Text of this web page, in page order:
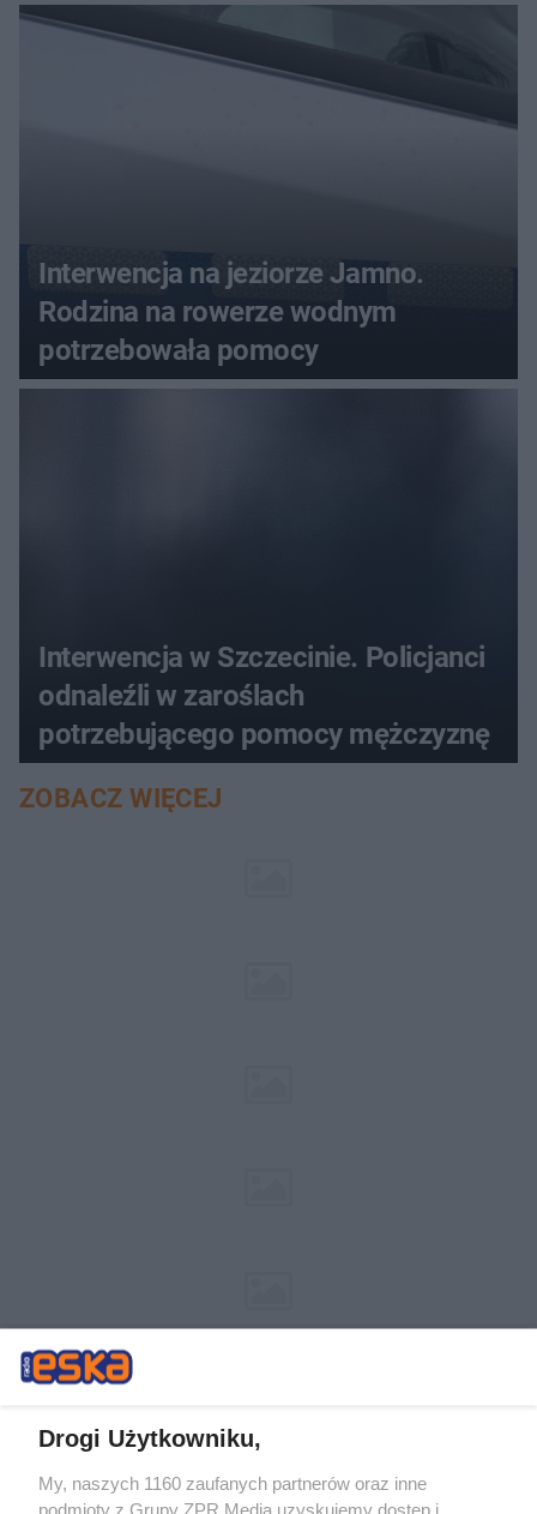
Interwencja na jeziorze Jamno.
Rodzina na rowerze wodnym
potrzebowała pomocy
Interwencja w Szczecinie. Policjanci
odnaleźli w zaroślach
potrzebującego pomocy mężczyznę
ZOBACZ WIĘCEJ
Żaden utwór zamieszczony w serwisie nie może być powielany i
Drogi Użytkowniku,
My, naszych 1160 zaufanych partnerów oraz inne
podmioty z Grupy ZPR Media uzyskujemy dostęp i